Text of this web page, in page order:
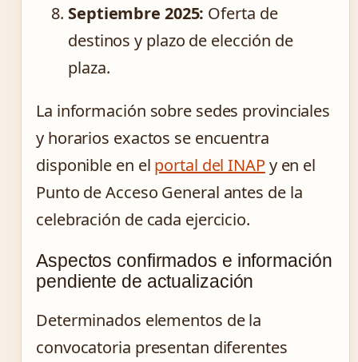
Septiembre 2025: Oferta de
destinos y plazo de elección de
plaza.
La información sobre sedes provinciales
y horarios exactos se encuentra
disponible en el portal del INAP y en el
Punto de Acceso General antes de la
celebración de cada ejercicio.
Aspectos confirmados e información
pendiente de actualización
Determinados elementos de la
convocatoria presentan diferentes